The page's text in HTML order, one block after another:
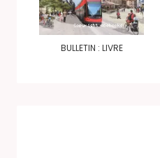
BULLETIN : LIVRE